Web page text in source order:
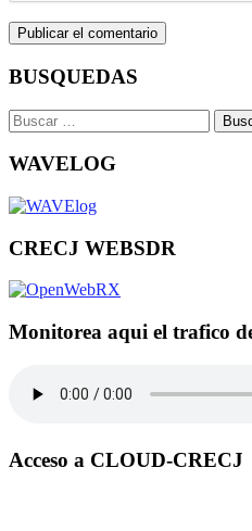
BUSQUEDAS
Buscar:
WAVELOG
CRECJ WEBSDR
Monitorea aqui el trafico
Acceso a CLOUD-CRECJ